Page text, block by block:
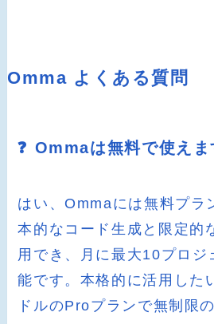
Omma よくある質問
❓ Ommaは無料で使えま
はい、Ommaには無料プラ
本的なコード生成と限定的
用でき、月に最大10プロジ
能です。本格的に活用した
ドルのProプランで無制限